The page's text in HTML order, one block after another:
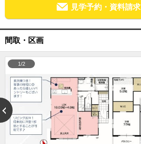
見学予約・資料請求
間取・区画
1/2
外房エリアのマンション
内房エリア
内房エリアの新築一戸建
内房エリアの中古一戸建
内房エリアのマンション
内房エリアの土地
東京全域エリア
東京全域エリアの新築一戸建
東京全域エリアの中古一戸建
東京全域エリアのマンション
東京全域エリアの土地
神奈川全域エリア